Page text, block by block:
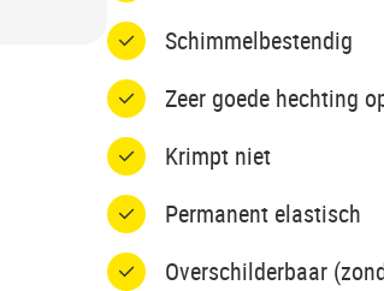
Schimmelbestendig
Zeer goede hechting
Krimpt niet
Permanent elastisch
Overschilderbaar